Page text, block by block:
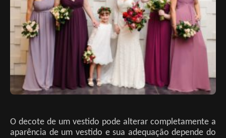
O decote de um vestido pode alterar completamente a
aparência de um vestido e sua adequação depende do